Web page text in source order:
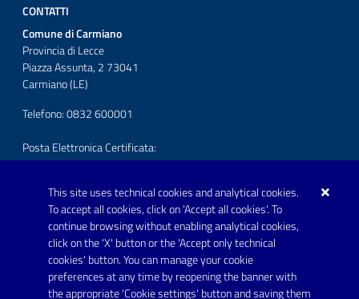
This site uses technical cookies and analytical cookies.
To accept all cookies, click on 'Accept all cookies'. To
continue browsing without enabling analytical cookies,
click on the 'X' button or the 'Accept only technical
cookies' button. You can manage your cookie
preferences at any time by reopening the banner with
the appropriate 'Cookie settings' button and saving them
CONTATTI
Comune di Carmiano
Provincia di Lecce
Piazza Assunta, 2 73041
Carmiano (LE)
Telefono: 0832 600001
Posta Elettronica Certificata:
protocollo.comunecarmiano@pec.rupar.puglia.it
URP - Ufficio Relazioni con il Pubblico
FOLLOW US ON
Youtube